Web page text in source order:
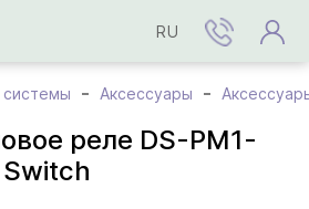
RU
Аксессуары
реле DS-PM1-
Switch